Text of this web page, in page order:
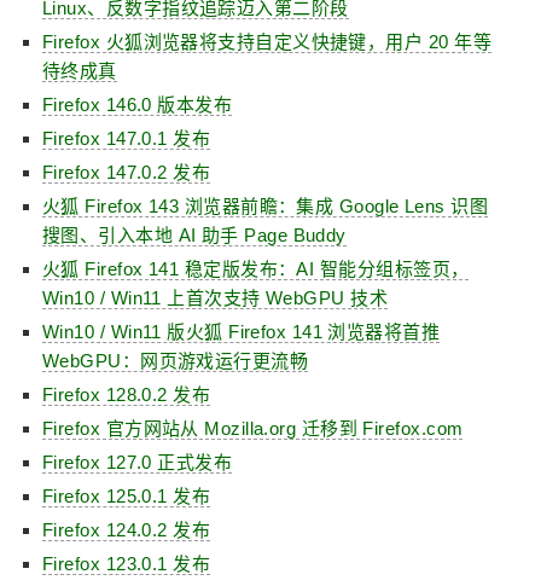
Linux、反数字指纹追踪迈入第二阶段
Firefox 火狐浏览器将支持自定义快捷键，用户 20 年等
待终成真
Firefox 146.0 版本发布
Firefox 147.0.1 发布
Firefox 147.0.2 发布
火狐 Firefox 143 浏览器前瞻：集成 Google Lens 识图
搜图、引入本地 AI 助手 Page Buddy
火狐 Firefox 141 稳定版发布：AI 智能分组标签页，
Win10 / Win11 上首次支持 WebGPU 技术
Win10 / Win11 版火狐 Firefox 141 浏览器将首推
WebGPU：网页游戏运行更流畅
Firefox 128.0.2 发布
Firefox 官方网站从 Mozilla.org 迁移到 Firefox.com
Firefox 127.0 正式发布
Firefox 125.0.1 发布
Firefox 124.0.2 发布
Firefox 123.0.1 发布